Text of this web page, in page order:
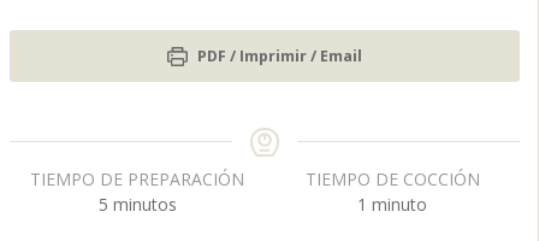
PDF / Imprimir / Email
TIEMPO DE PREPARACIÓN
5mminutos
TIEMPO DE COCCIÓN
1 m
minuto